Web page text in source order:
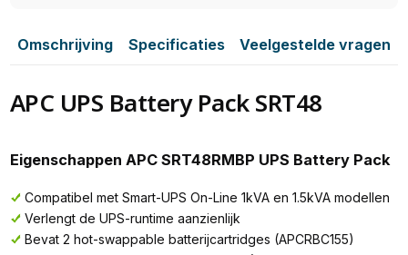
Omschrijving Specificaties Veelgestelde vragen
APC UPS Battery Pack SRT48
Eigenschappen APC SRT48RMBP UPS Battery Pack
Compatibel met Smart-UPS On-Line 1kVA en 1.5kVA modellen
Verlengt de UPS-runtime aanzienlijk
Bevat 2 hot-swappable batterijcartridges (APCRBC155)